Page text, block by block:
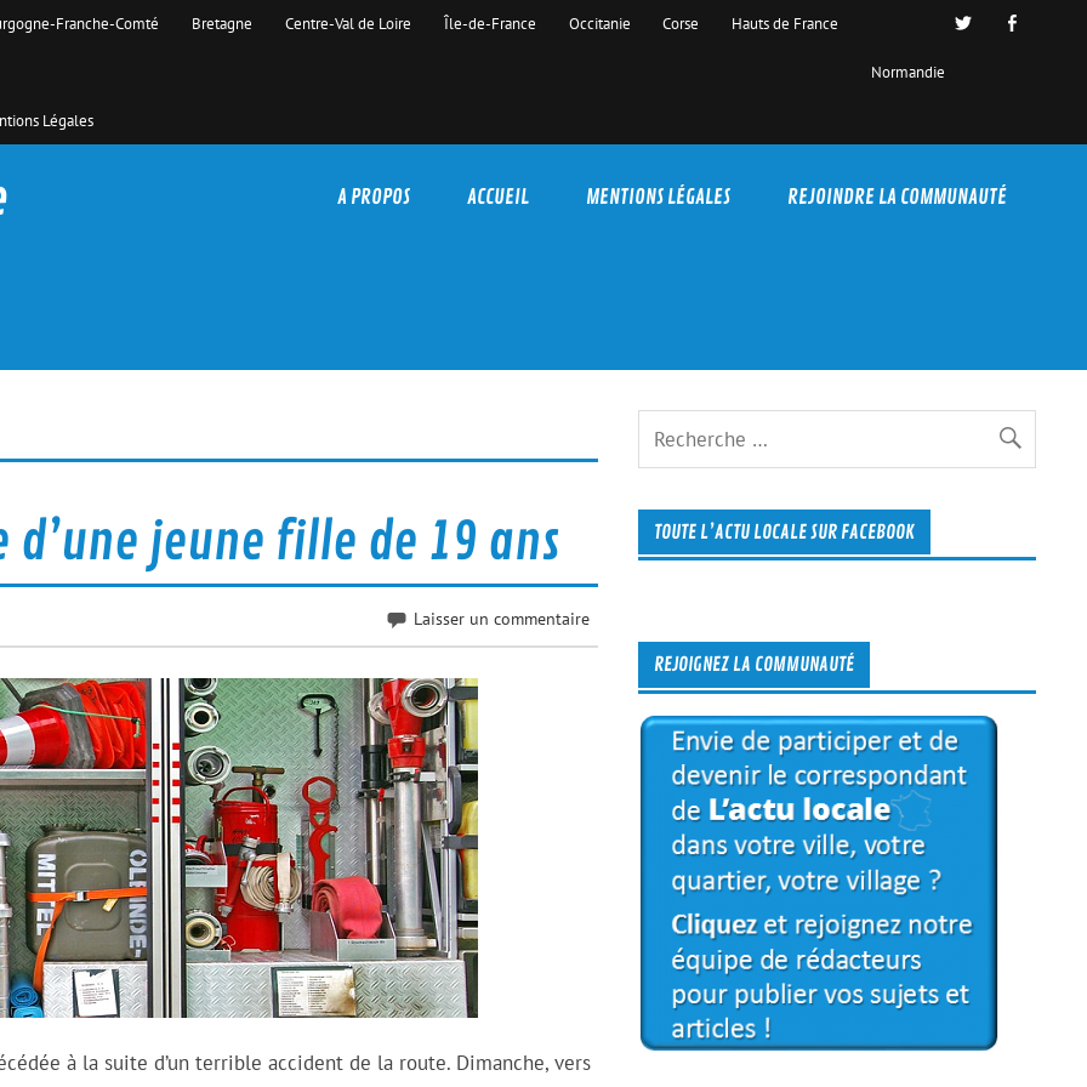
Franche-Comté Bretagne Centre-Val de Loire Île-de-France Occitanie Corse Hauts de France
Normandie
Légales
A PROPOS ACCUEIL MENTIONS LÉGALES REJOINDRE LA COMMUNAUTÉ
jeune fille de 19 ans
Laisser un commentaire
à la suite d’un terrible accident de la route. Dimanche, vers
TOUTE L’ACTU LOCALE SUR FACEBOOK
REJOIGNEZ LA COMMUNAUTÉ